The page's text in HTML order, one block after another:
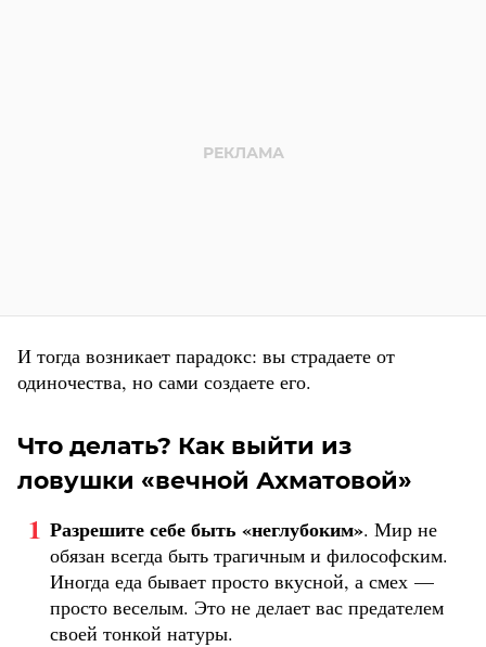
И тогда возникает парадокс: вы страдаете от
одиночества, но сами создаете его.
Что делать? Как выйти из
ловушки «вечной Ахматовой»
Разрешите себе быть «неглубоким». Мир не
обязан всегда быть трагичным и философским.
Иногда еда бывает просто вкусной, а смех —
просто веселым. Это не делает вас предателем
своей тонкой натуры.